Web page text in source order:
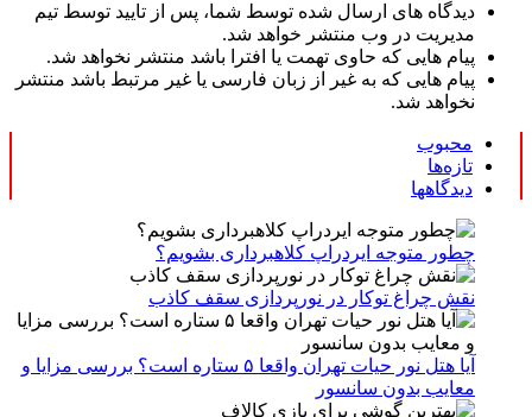
دیدگاه های ارسال شده توسط شما، پس از تایید توسط تیم
مدیریت در وب منتشر خواهد شد.
پیام هایی که حاوی تهمت یا افترا باشد منتشر نخواهد شد.
پیام هایی که به غیر از زبان فارسی یا غیر مرتبط باشد منتشر
نخواهد شد.
محبوب
تازه‌ها
دیدگاهها
چطور متوجه ایردراپ کلاهبرداری بشویم؟
نقش چراغ توکار در نورپردازی سقف کاذب
آیا هتل نور حیات تهران واقعا ۵ ستاره است؟ بررسی مزایا و
معایب بدون سانسور